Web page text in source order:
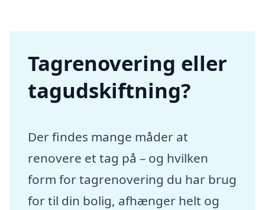
Tagrenovering eller
tagudskiftning?
Der findes mange måder at
renovere et tag på – og hvilken
form for tagrenovering du har brug
for til din bolig, afhænger helt og